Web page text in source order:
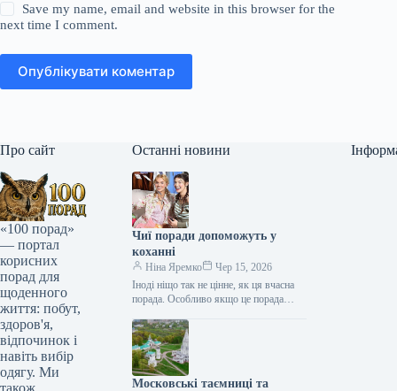
Save my name, email and website in this browser for the
next time I comment.
Опублікувати коментар
Про сайт
«100 порад»
— портал
корисних
порад для
щоденного
життя: побут,
здоров'я,
відпочинок і
навіть вибір
одягу. Ми
також
Останні новини
Чиї поради допоможуть у
коханні
Ніна Яремко
Чер 15, 2026
Іноді ніщо так не цінне, як ця вчасна
порада. Особливо якщо це порада
косметолога, тренера, стиліста…
Московські таємниці та